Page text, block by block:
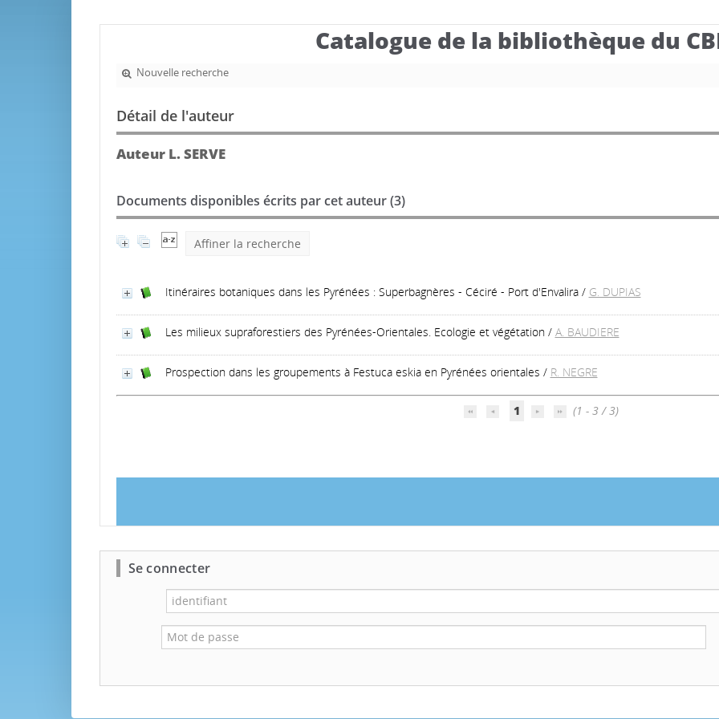
Catalogue de la bibliothèque du
Nouvelle recherche
Détail de l'auteur
Auteur L. SERVE
Documents disponibles écrits par cet auteur (3)
Affiner la recherche
Itinéraires botaniques dans les Pyrénées : Superbagnères - Céciré - Port d'Envalira/ G. DUPIAS
Les milieux supraforestiers des Pyrénées-Orientales. Ecologie et végétation/ A. BAUDIERE
Prospection dans les groupements à Festuca eskia en Pyrénées orientales / R. NEGRE
1 (1 - 3 / 3)
Se connecter